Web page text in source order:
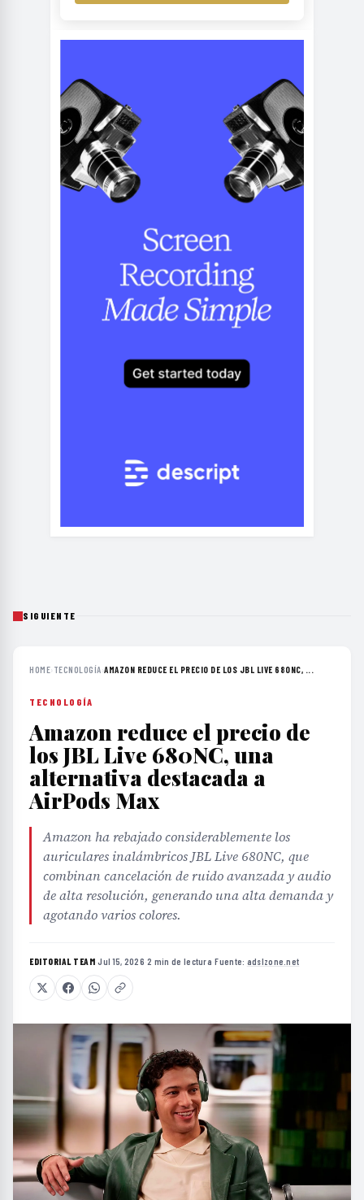
SIGUIENTE
HOME› TECNOLOGÍA›AMAZON REDUCE EL PRECIO DE LOS JBL LIVE 680NC, ...
TECNOLOGÍA
Amazon reduce el precio de
los JBL Live 680NC, una
alternativa destacada a
AirPods Max
Amazon ha rebajado considerablemente los
auriculares inalámbricos JBL Live 680NC, que
combinan cancelación de ruido avanzada y audio
de alta resolución, generando una alta demanda y
agotando varios colores.
EDITORIAL TEAM·Jul 15, 2026·2 min de lectura·Fuente: adslzone.net